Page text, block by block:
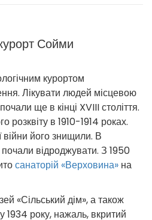
Сойми
курортом
Лікувати людей місцевою
ще в кінці XVIII століття.
розквіту в 1910-1914 роках.
війни його знищили. В
відроджувати. З 1950
санаторій «Верховина» на
«Сільський дім», а також
1934 року, нажаль, вкритий